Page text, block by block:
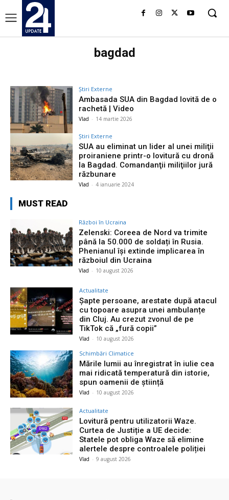
bagdad
Știri Externe
Ambasada SUA din Bagdad lovită de o
rachetă | Video
Vlad - 14 martie 2026
Știri Externe
SUA au eliminat un lider al unei miliţii
proiraniene printr-o lovitură cu dronă
la Bagdad. Comandanţii miliţiilor jură
răzbunare
Vlad - 4 ianuarie 2024
MUST READ
Război în Ucraina
Zelenski: Coreea de Nord va trimite
până la 50.000 de soldați în Rusia.
Phenianul își extinde implicarea în
războiul din Ucraina
Vlad - 10 august 2026
Actualitate
Șapte persoane, arestate după atacul
cu topoare asupra unei ambulanțe
din Cluj. Au crezut zvonul de pe
TikTok că „fură copii”
Vlad - 10 august 2026
Schimbări Climatice
Mările lumii au înregistrat în iulie cea
mai ridicată temperatură din istorie,
spun oamenii de știință
Vlad - 10 august 2026
Actualitate
Lovitură pentru utilizatorii Waze.
Curtea de Justiție a UE decide:
Statele pot obliga Waze să elimine
alertele despre controalele poliției
Vlad - 9 august 2026